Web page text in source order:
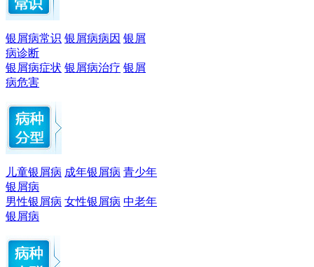
银屑病常识 银屑病病因 银屑
病诊断
银屑病症状 银屑病治疗 银屑
病危害
儿童银屑病 成年银屑病 青少年
银屑病
男性银屑病 女性银屑病 中老年
银屑病